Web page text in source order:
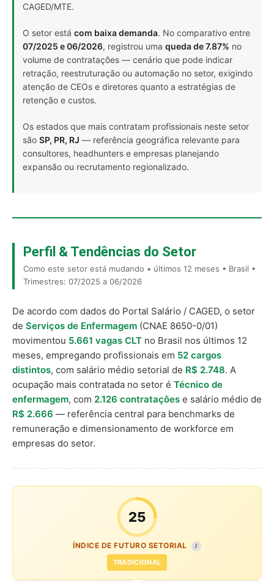
CAGED/MTE.
O setor está com baixa demanda. No comparativo entre
07/2025 e 06/2026, registrou uma queda de 7.87% no
volume de contratações — cenário que pode indicar
retração, reestruturação ou automação no setor, exigindo
atenção de CEOs e diretores quanto a estratégias de
retenção e custos.
Os estados que mais contratam profissionais neste setor
são SP, PR, RJ — referência geográfica relevante para
consultores, headhunters e empresas planejando
expansão ou recrutamento regionalizado.
Perfil & Tendências do Setor
Como este setor está mudando • últimos 12 meses • Brasil •
Trimestres: 07/2025 a 06/2026
De acordo com dados do Portal Salário / CAGED, o setor
de Serviços de Enfermagem (CNAE 8650-0/01)
movimentou 5.661 vagas CLT no Brasil nos últimos 12
meses, empregando profissionais em 52 cargos
distintos, com salário médio setorial de R$ 2.748. A
ocupação mais contratada no setor é Técnico de
enfermagem, com 2.126 contratações e salário médio de
R$ 2.666 — referência central para benchmarks de
remuneração e dimensionamento de workforce em
empresas do setor.
25
ÍNDICE DE FUTURO SETORIAL I
TRADICIONAL